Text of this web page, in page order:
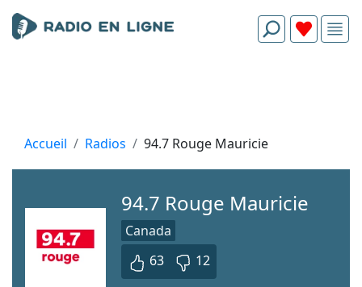
Accueil Radios 94.7 Rouge Mauricie
94.7 Rouge Mauricie
Canada
63
12